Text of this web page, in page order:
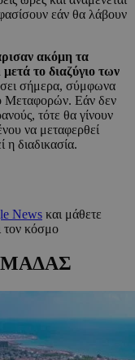
εάν θα λάβουν
ακόμη τα
το διαζύγιο των
σήμερα, σύμφωνα
Μεταφορών. Εάν δεν
τότε θα γίνουν
να μεταφερθεί
η διαδικασία.
News και μάθετε
τον κόσμο